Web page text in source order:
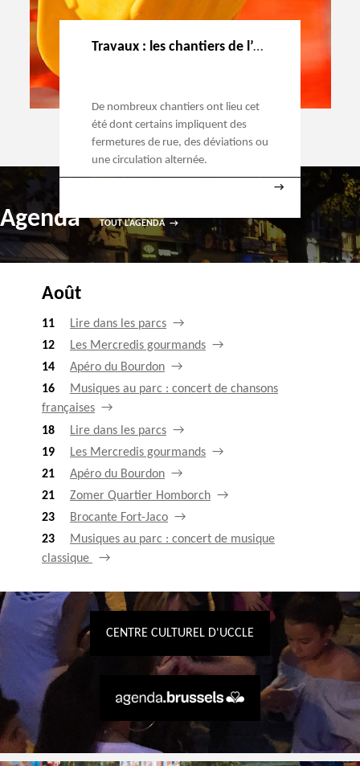
Travaux : les chantiers de l’été
De nombreux chantiers ont lieu cet
été dont certains impliquent des
fermetures de rue, des déviations ou
une circulation alternée.
→
Agenda TOUT L'AGENDA
Août
11
Lire dans les parcs
12
Les Mercredis gourmands
14
Apéro du Bourdon
16
Musiques au parc : concert de chansons
françaises
18
Lire dans les parcs
19
Les Mercredis gourmands
21
Apéro du Bourdon
21
Zomer Quartier Homborch
23
Brocante Fort-Jaco
23
Musiques au parc : concert de musique
classique
CENTRE CULTUREL D'UCCLE